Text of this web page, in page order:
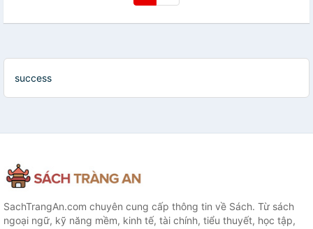
success
SachTrangAn.com chuyên cung cấp thông tin về Sách. Từ sách
ngoại ngữ, kỹ năng mềm, kinh tế, tài chính, tiểu thuyết, học tập,